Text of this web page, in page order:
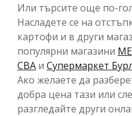
Или търсите още по-
Насладете се на
картофи и в други
популярни магазини
CBA и Супермаркет
Ако желаете да
добра цена тази или
разгледайте други